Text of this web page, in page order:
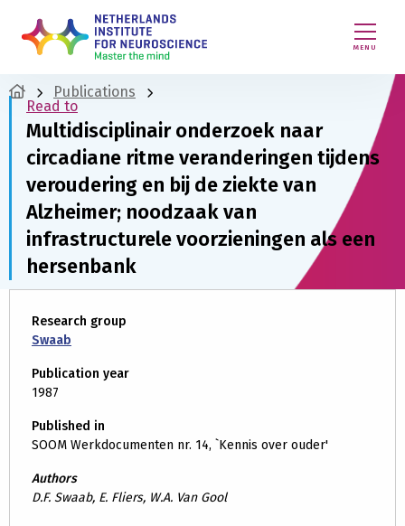
MENU
Publications
Read to
Multidisciplinair onderzoek naar
circadiane ritme veranderingen tijdens
veroudering en bij de ziekte van
Alzheimer; noodzaak van
infrastructurele voorzieningen als een
hersenbank
Research group
Swaab
Publication year
1987
Published in
SOOM Werkdocumenten nr. 14, `Kennis over ouder'
Authors
D.F. Swaab, E. Fliers, W.A. Van Gool